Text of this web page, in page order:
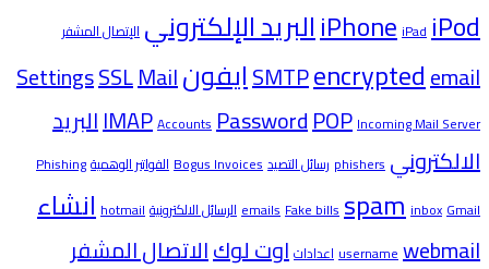
iPhoneiPadiPod البريد الإلكتروني الإتصال المشفر
SMTPencryptedemail ايفون SettingsSSLMail
IMAPAccountsPasswordPOPIncoming Mail Server
البريد
الالكتروني phishers رسائل التصيدBogus Invoicesالفواتير الوهميةPhishing
emailsFake billsspaminboxGmail الرسائل الالكترونيةhotmailانشاء
usernamewebmail اعداداتاوت لوكالاتصال المشفر